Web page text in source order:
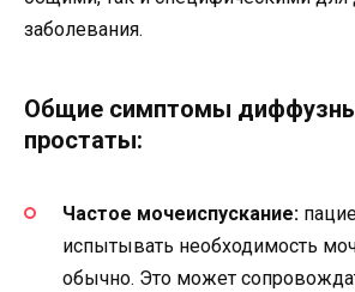
заболевания.
Общие симптомы
простаты:
Частое мочеиспускание:
испытывать необходимость
обычно. Это может